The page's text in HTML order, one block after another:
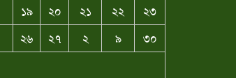
১৯ ২০ ২১ ২২
২৩
২৬ ২৭ ২ ৯
৩০